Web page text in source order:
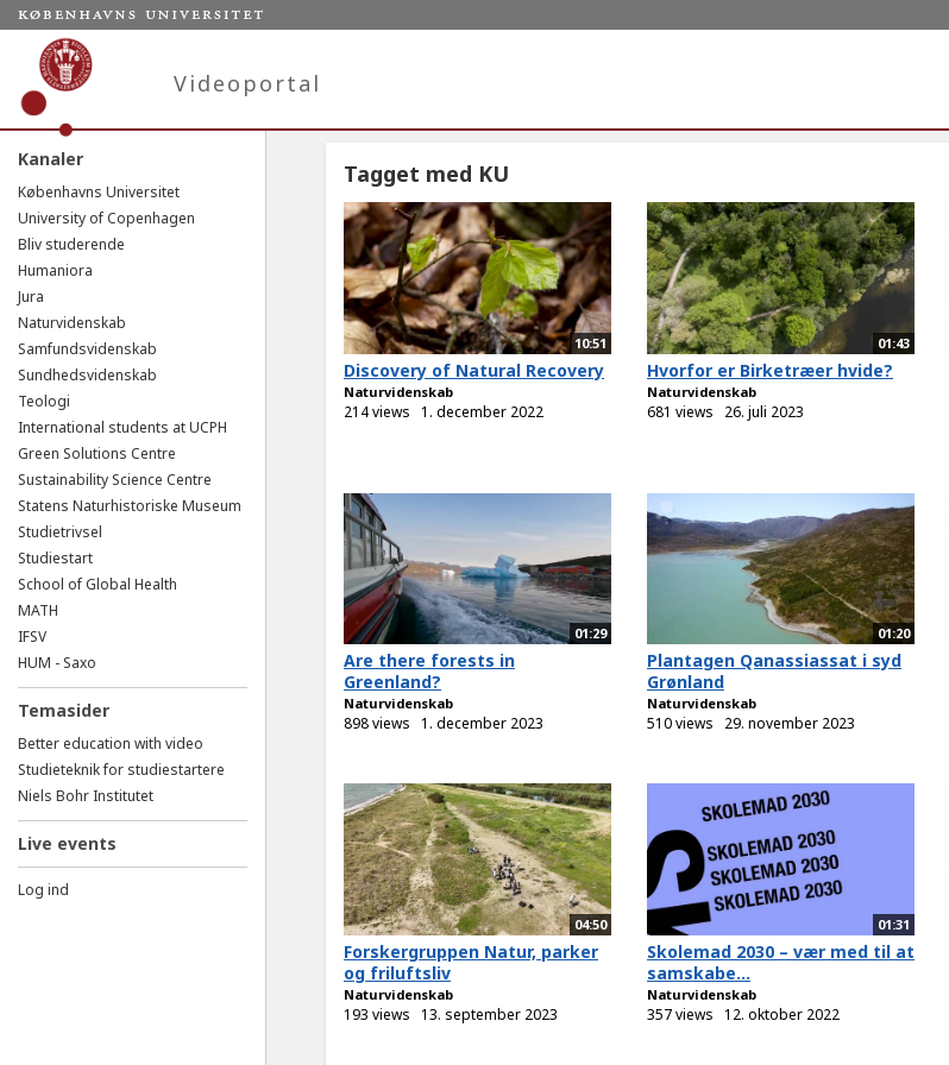
Videoportal
Kanaler
Københavns Universitet
University of Copenhagen
Bliv studerende
Humaniora
Jura
Naturvidenskab
Samfundsvidenskab
Sundhedsvidenskab
Teologi
International students at UCPH
Green Solutions Centre
Sustainability Science Centre
Statens Naturhistoriske Museum
Studietrivsel
Studiestart
School of Global Health
MATH
IFSV
HUM - Saxo
Temasider
Better education with video
Studieteknik for studiestartere
Niels Bohr Institutet
Live events
Log ind
Tagget med KU
10:51
Discovery of Natural Recovery
Naturvidenskab
214 views 1. december 2022
01:43
Hvorfor er Birketræer hvide?
Naturvidenskab
681 views 26. juli 2023
01:29
Are there forests in
Greenland?
Naturvidenskab
898 views 1. december 2023
01:20
Plantagen Qanassiassat i syd
Grønland
Naturvidenskab
510 views 29. november 2023
04:50
Forskergruppen Natur, parker
og friluftsliv
Naturvidenskab
193 views 13. september 2023
01:31
Skolemad 2030 – vær med til at
samskabe...
Naturvidenskab
357 views 12. oktober 2022